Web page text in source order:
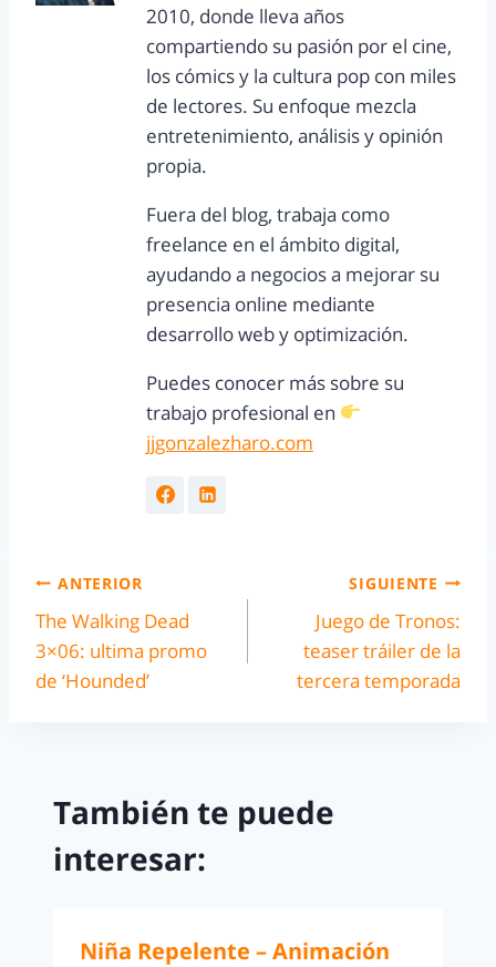
2010, donde lleva años
compartiendo su pasión por el cine,
los cómics y la cultura pop con miles
de lectores. Su enfoque mezcla
entretenimiento, análisis y opinión
propia.
Fuera del blog, trabaja como
freelance en el ámbito digital,
ayudando a negocios a mejorar su
presencia online mediante
desarrollo web y optimización.
Puedes conocer más sobre su
trabajo profesional en
jjgonzalezharo.com
ANTERIOR
The Walking Dead
3×06: ultima promo
de ‘Hounded’
SIGUIENTE
Juego de Tronos:
teaser tráiler de la
tercera temporada
También te puede
interesar:
Niña Repelente – Animación